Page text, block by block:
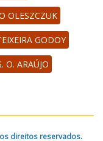
OLESZCZUK
GODOY
O. ARAÚJO
direitos reservados.